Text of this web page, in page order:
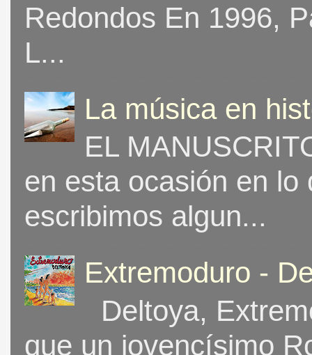
Redondos En 1996,
L...
La música en
EL
en esta ocasión en
escribimos algun...
Extremoduro -
Deltoya,
que un jovencísimo